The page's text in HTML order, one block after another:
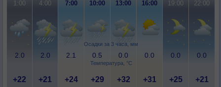
Осадки за 3 часа, мм
Температура, °C
1:00 4:00 7:00 10:00 13:00 16:00 19:00 22:00
2.0 2.0 2.1 0.5 0.0 0.0 0.0 0.0
+22 +21 +24 +29 +32 +31 +25 +21